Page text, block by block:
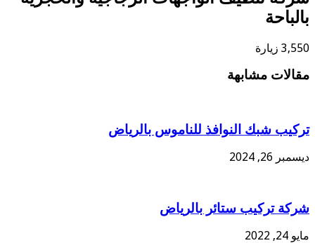
بالباحة
3,550 زيارة
مقالات مشابهة
تركيب شبك النوافذ للناموس بالرياض
ديسمبر 26, 2024
شركة تركيب ستائر بالرياض
مايو 24, 2022